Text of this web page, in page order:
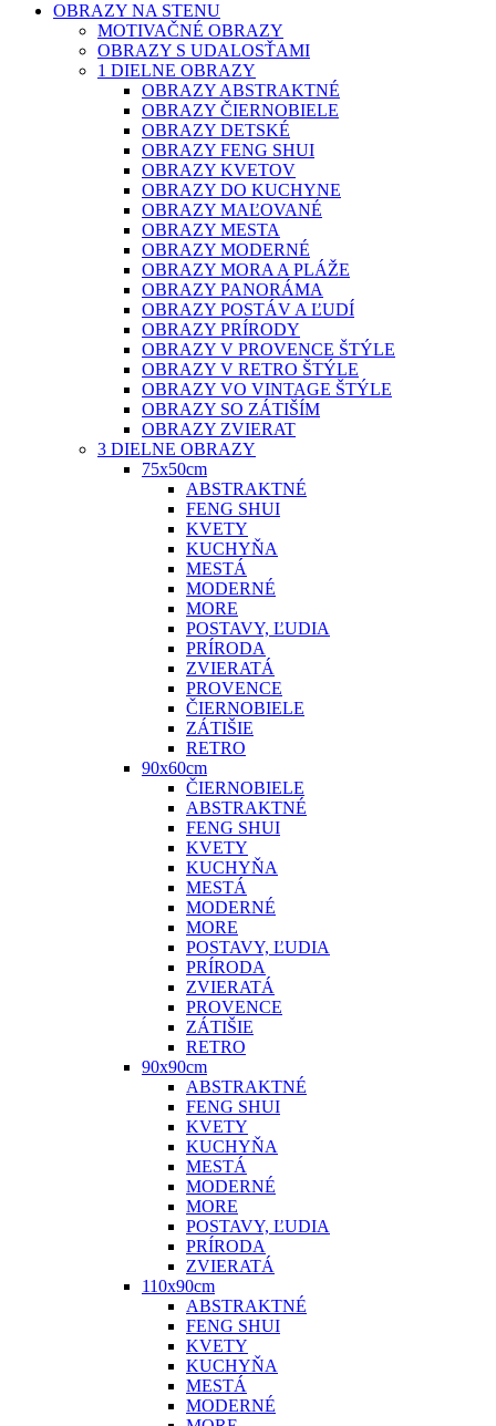
OBRAZY NA STENU
MOTIVAČNÉ OBRAZY
OBRAZY S UDALOSŤAMI
1 DIELNE OBRAZY
OBRAZY ABSTRAKTNÉ
OBRAZY ČIERNOBIELE
OBRAZY DETSKÉ
OBRAZY FENG SHUI
OBRAZY KVETOV
OBRAZY DO KUCHYNE
OBRAZY MAĽOVANÉ
OBRAZY MESTA
OBRAZY MODERNÉ
OBRAZY MORA A PLÁŽE
OBRAZY PANORÁMA
OBRAZY POSTÁV A ĽUDÍ
OBRAZY PRÍRODY
OBRAZY V PROVENCE ŠTÝLE
OBRAZY V RETRO ŠTÝLE
OBRAZY VO VINTAGE ŠTÝLE
OBRAZY SO ZÁTIŠÍM
OBRAZY ZVIERAT
3 DIELNE OBRAZY
75x50cm
ABSTRAKTNÉ
FENG SHUI
KVETY
KUCHYŇA
MESTÁ
MODERNÉ
MORE
POSTAVY, ĽUDIA
PRÍRODA
ZVIERATÁ
PROVENCE
ČIERNOBIELE
ZÁTIŠIE
RETRO
90x60cm
ČIERNOBIELE
ABSTRAKTNÉ
FENG SHUI
KVETY
KUCHYŇA
MESTÁ
MODERNÉ
MORE
POSTAVY, ĽUDIA
PRÍRODA
ZVIERATÁ
PROVENCE
ZÁTIŠIE
RETRO
90x90cm
ABSTRAKTNÉ
FENG SHUI
KVETY
KUCHYŇA
MESTÁ
MODERNÉ
MORE
POSTAVY, ĽUDIA
PRÍRODA
ZVIERATÁ
110x90cm
ABSTRAKTNÉ
FENG SHUI
KVETY
KUCHYŇA
MESTÁ
MODERNÉ